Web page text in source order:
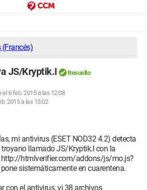
(Francés)
JS/Kryptik.I Resuelto
el 6 feb. 2015 a las 12:08
2015 a las 15:02
mi antivirus (ESET NOD32 4.2) detecta
llamado JS/Kryptik.I con la
http://htmlverifier.com/addons/js/mo.js?
sistemáticamente en cuarentena.
con el antivirus, vi 38 archivos